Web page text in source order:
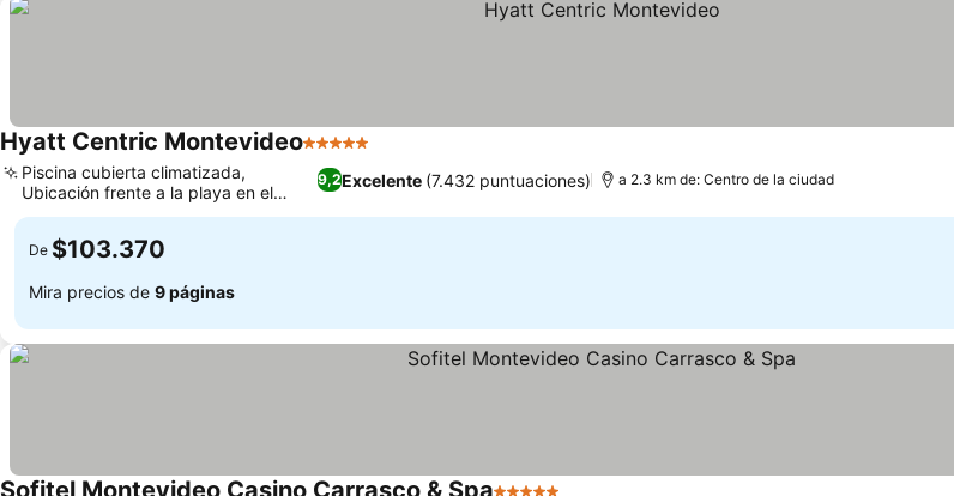
Hyatt Centric Montevideo5 Estrellas
9,2Excelente (7.432 puntuaciones)
Piscina cubierta climatizada,
Ubicación frente a la playa en el
barrio de Pocitos
a 2.3 km de: Centro de la ciudad
De $103.370
Mira precios de 9 páginas
Sofitel Montevideo Casino Carrasco & Spa